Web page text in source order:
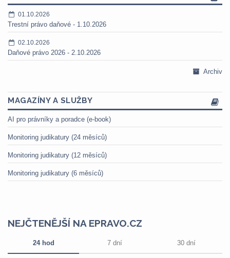
01.10.2026
Trestní právo daňové - 1.10.2026
02.10.2026
Daňové právo 2026 - 2.10.2026
Archiv
MAGAZÍNY A SLUŽBY
AI pro právníky a poradce (e-book)
Monitoring judikatury (24 měsíců)
Monitoring judikatury (12 měsíců)
Monitoring judikatury (6 měsíců)
NEJČTENĚJŠÍ NA EPRAVO.CZ
24 hod 7 dní 30 dní